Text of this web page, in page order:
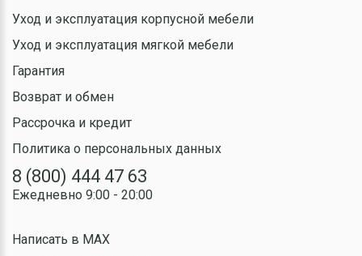
Уход и эксплуатация корпусной мебели
Уход и эксплуатация мягкой мебели
Гарантия
Возврат и обмен
Рассрочка и кредит
Политика о персональных данных
8 (800) 444 47 63
Ежедневно 9:00 - 20:00
Написать в MAX